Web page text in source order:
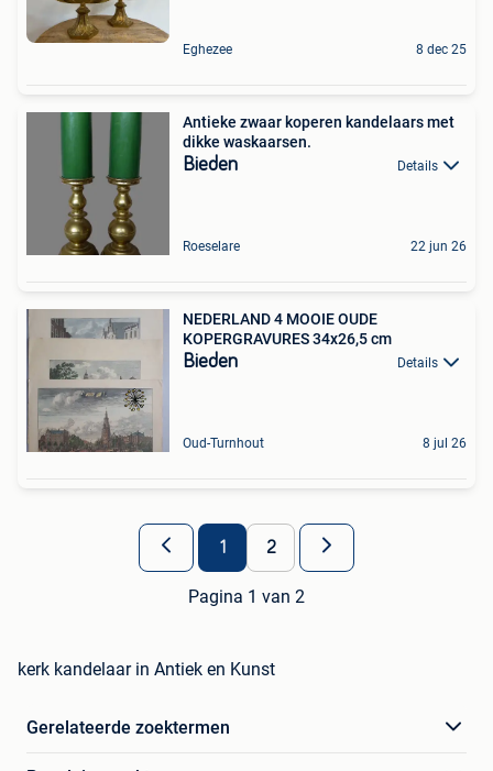
Eghezee 8 dec 25
Antieke zwaar koperen kandelaars met
dikke waskaarsen.
Bieden Details
Roeselare 22 jun 26
NEDERLAND 4 MOOIE OUDE
KOPERGRAVURES 34x26,5 cm
Bieden Details
Oud-Turnhout 8 jul 26
1 2
Pagina 1 van 2
kerk kandelaar in Antiek en Kunst
Gerelateerde zoektermen